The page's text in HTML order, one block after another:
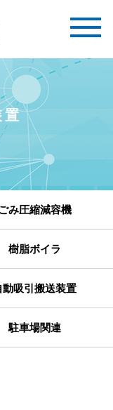
置
み圧縮減容機
樹脂ボイラ
動吸引搬送装置
駐車場関連